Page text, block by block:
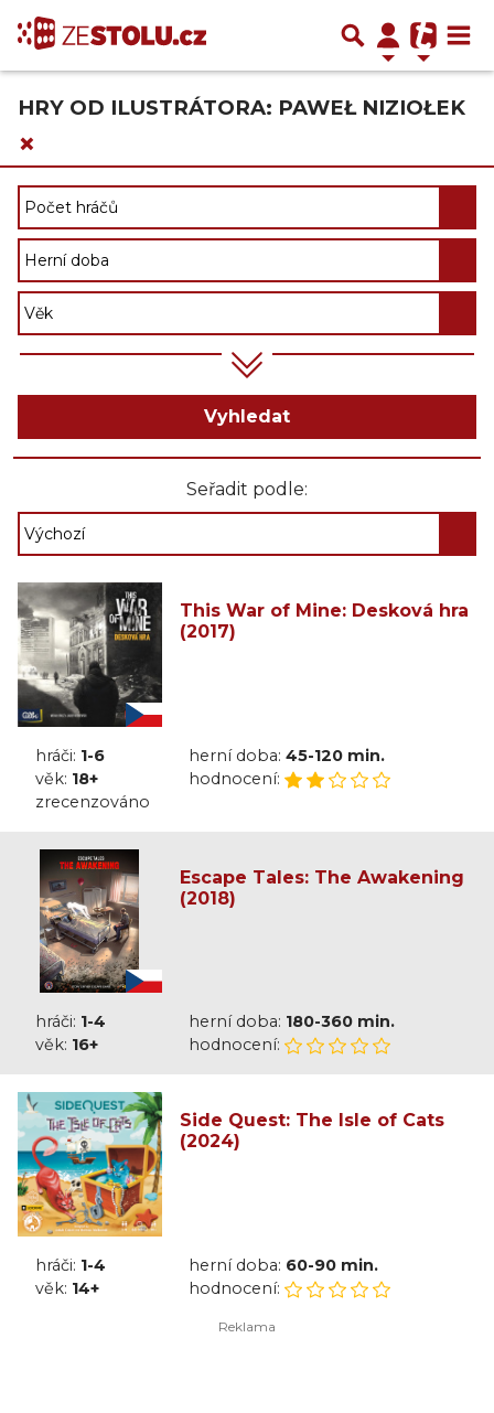
HRY OD ILUSTRÁTORA: PAWEŁ NIZIOŁEK
×
Vyhledat
Seřadit podle:
This War of Mine: Desková hra
(2017)
hráči: 1-6 herní doba: 45-120 min.
věk: 18+
hodnocení:
zrecenzováno
Escape Tales: The Awakening
(2018)
hráči: 1-4 herní doba: 180-360 min.
věk: 16+ hodnocení:
Side Quest: The Isle of Cats
(2024)
hráči: 1-4 herní doba: 60-90 min.
věk: 14+ hodnocení: